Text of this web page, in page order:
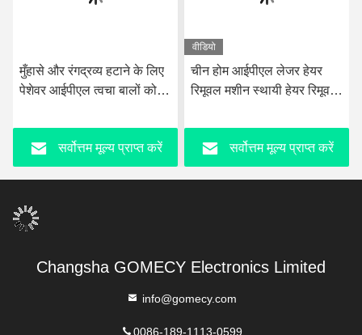
मुँहासे और रंगद्रव्य हटाने के लिए
पेशेवर आईपीएल त्वचा बालों को
सर्वोत्तम मूल्य प्राप्त करें
वीडियो
चीन होम आईपीएल लेजर हेयर
रिमूवल मशीन स्थायी हेयर रिमूवल
सर्वोत्तम मूल्य प्राप्त करें
Changsha GOMECY Electronics Limited
info@gomecy.com
0086-189-1113-0599